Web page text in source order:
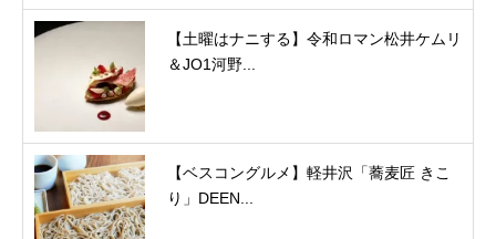
【土曜はナニする】令和ロマン松井ケムリ
＆JO1河野...
【ベスコングルメ】軽井沢「蕎麦匠 きこ
り」DEEN...